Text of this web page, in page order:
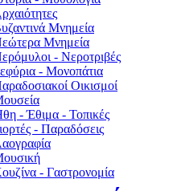
Μνημεία
Μνημεία
- Nεροτριβές
- Μονοπάτια
Οικισμοί
- Έθιμα - Τοπικές
- Παραδόσεις
- Γαστρονομία